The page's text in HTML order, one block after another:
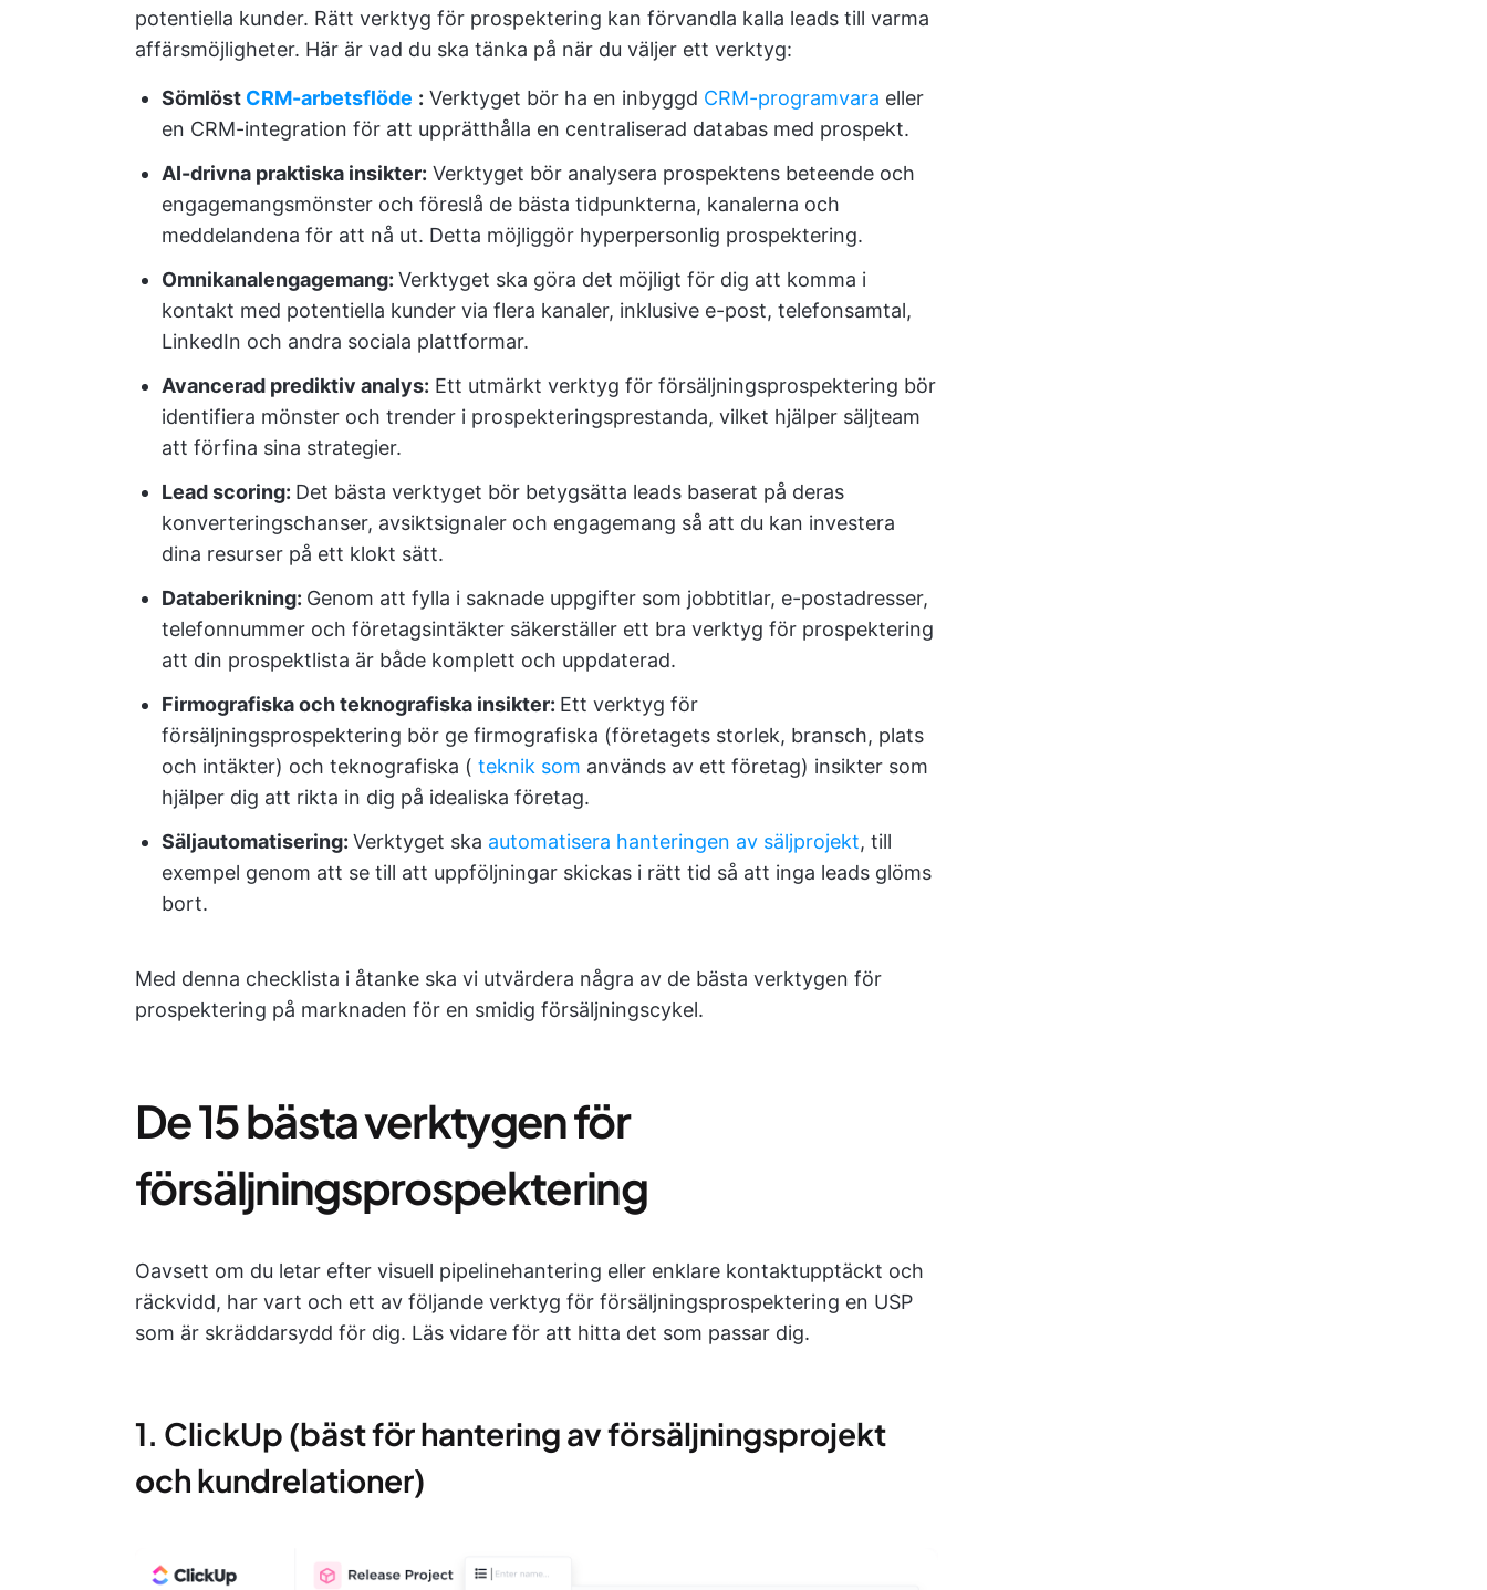
potentiella kunder. Rätt verktyg för prospektering kan förvandla kalla leads till varma
affärsmöjligheter. Här är vad du ska tänka på när du väljer ett verktyg:
Sömlöst CRM-arbetsflöde : Verktyget bör ha en inbyggd CRM-programvara eller
en CRM-integration för att upprätthålla en centraliserad databas med prospekt.
AI-drivna praktiska insikter: Verktyget bör analysera prospektens beteende och
engagemangsmönster och föreslå de bästa tidpunkterna, kanalerna och
meddelandena för att nå ut. Detta möjliggör hyperpersonlig prospektering.
Omnikanalengagemang: Verktyget ska göra det möjligt för dig att komma i
kontakt med potentiella kunder via flera kanaler, inklusive e-post, telefonsamtal,
LinkedIn och andra sociala plattformar.
Avancerad prediktiv analys: Ett utmärkt verktyg för försäljningsprospektering bör
identifiera mönster och trender i prospekteringsprestanda, vilket hjälper säljteam
att förfina sina strategier.
Lead scoring: Det bästa verktyget bör betygsätta leads baserat på deras
konverteringschanser, avsiktsignaler och engagemang så att du kan investera
dina resurser på ett klokt sätt.
Databerikning: Genom att fylla i saknade uppgifter som jobbtitlar, e-postadresser,
telefonnummer och företagsintäkter säkerställer ett bra verktyg för prospektering
att din prospektlista är både komplett och uppdaterad.
Firmografiska och teknografiska insikter: Ett verktyg för
försäljningsprospektering bör ge firmografiska (företagets storlek, bransch, plats
och intäkter) och teknografiska ( teknik som används av ett företag) insikter som
hjälper dig att rikta in dig på idealiska företag.
Säljautomatisering: Verktyget ska automatisera hanteringen av säljprojekt, till
exempel genom att se till att uppföljningar skickas i rätt tid så att inga leads glöms
bort.
Med denna checklista i åtanke ska vi utvärdera några av de bästa verktygen för
prospektering på marknaden för en smidig försäljningscykel.
De 15 bästa verktygen för
försäljningsprospektering
Oavsett om du letar efter visuell pipelinehantering eller enklare kontaktupptäckt och
räckvidd, har vart och ett av följande verktyg för försäljningsprospektering en USP
som är skräddarsydd för dig. Läs vidare för att hitta det som passar dig.
1. ClickUp (bäst för hantering av försäljningsprojekt
och kundrelationer)